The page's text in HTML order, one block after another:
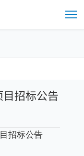
招标公告
招标公告